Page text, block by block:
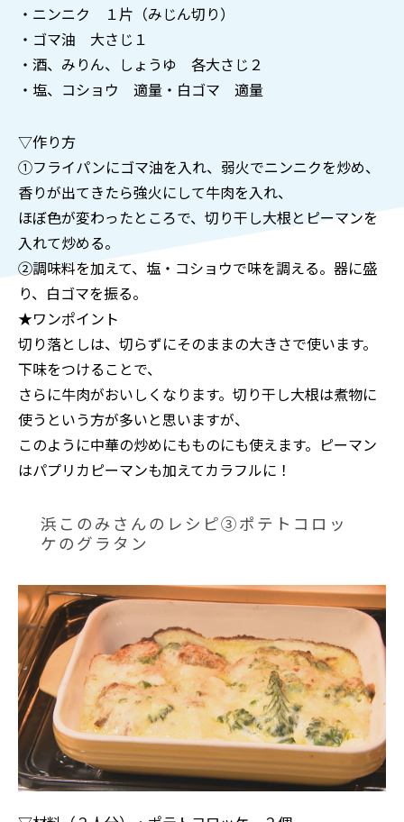
・ニンニク １片（みじん切り）
・ゴマ油 大さじ１
・酒、みりん、しょうゆ 各大さじ２
・塩、コショウ 適量・白ゴマ 適量
▽作り方
①フライパンにゴマ油を入れ、弱火でニンニクを炒め、
香りが出てきたら強火にして牛肉を入れ、
ほぼ色が変わったところで、切り干し大根とピーマンを
入れて炒める。
②調味料を加えて、塩・コショウで味を調える。器に盛
り、白ゴマを振る。
★ワンポイント
切り落としは、切らずにそのままの大きさで使います。
下味をつけることで、
さらに牛肉がおいしくなります。切り干し大根は煮物に
使うという方が多いと思いますが、
このように中華の炒めにもものにも使えます。ピーマン
はパプリカピーマンも加えてカラフルに！
浜このみさんのレシピ③ポテトコロッ
ケのグラタン